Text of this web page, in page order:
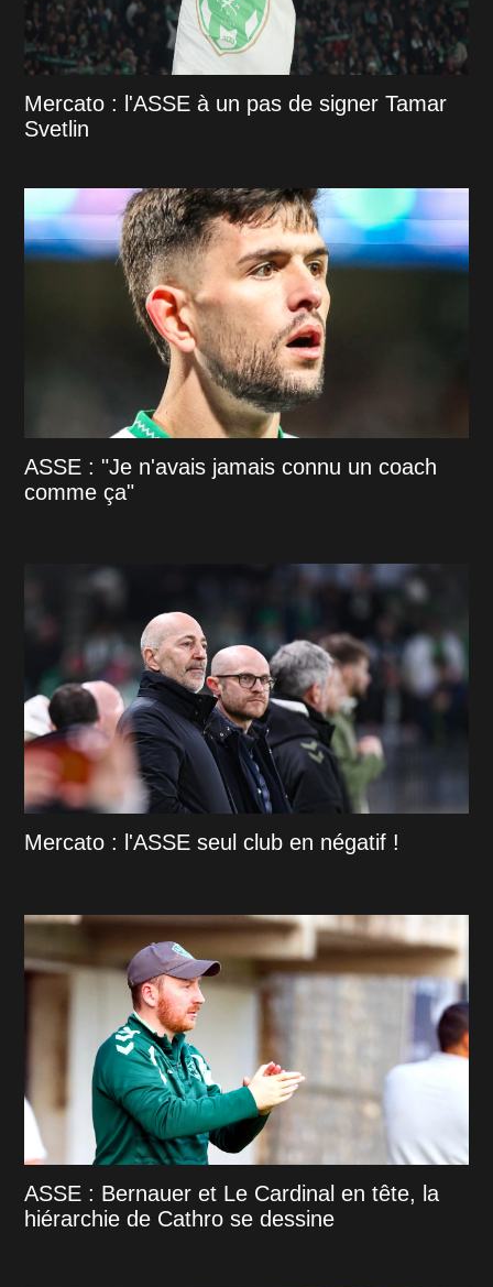
Mercato : l'ASSE à un pas de signer Tamar
Svetlin
ASSE : "Je n'avais jamais connu un coach
comme ça"
Mercato : l'ASSE seul club en négatif !
ASSE : Bernauer et Le Cardinal en tête, la
hiérarchie de Cathro se dessine